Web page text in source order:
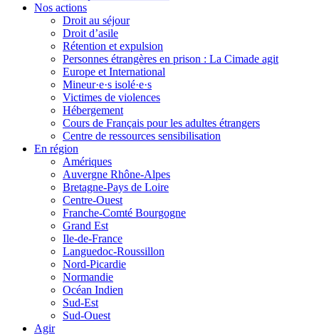
Nos actions
Droit au séjour
Droit d’asile
Rétention et expulsion
Personnes étrangères en prison : La Cimade agit
Europe et International
Mineur·e·s isolé·e·s
Victimes de violences
Hébergement
Cours de Français pour les adultes étrangers
Centre de ressources sensibilisation
En région
Amériques
Auvergne Rhône-Alpes
Bretagne-Pays de Loire
Centre-Ouest
Franche-Comté Bourgogne
Grand Est
Ile-de-France
Languedoc-Roussillon
Nord-Picardie
Normandie
Océan Indien
Sud-Est
Sud-Ouest
Agir